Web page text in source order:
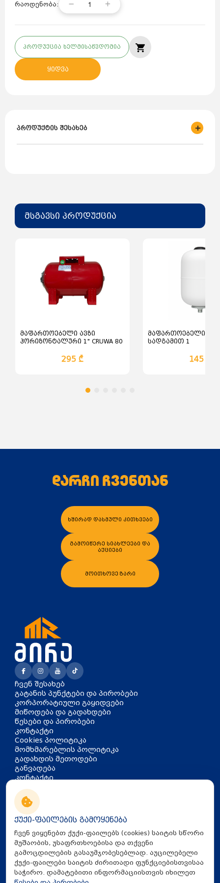
რაოდენობა: 1
პროდუქცია ხელმისაწვდომია
ყიდვა
პროდუქტის შესახებ
მსგავსი პროდუქცია
მაფართოებელი ავზი
ჰორიზონტალური 1" CRUWA 80
295 ₾
მაფართოებელი
სადგამით 1
145 ₾
დარჩი ჩვენთან
ხშირად დასმული კითხვები
გამოიწერე სიახლეები და
აქციები
მოითხოვე ზარი
კონტაქტი
თბილისი, აკაკი წერეთლის
გამზირი 126
info@mira.ge
032 235 60 01
ჩვენ შესახებ
გატანის პუნქტები და პირობები
კორპორატიული გაყიდვები
მიწოდება და გადახდები
წესები და პირობები
კონტაქტი
Cookies პოლიტიკა
მომხმარებლის პოლიტიკა
გადახდის მეთოდები
განვადება
ქუქი-ფაილების გამოყენება
ჩვენ ვიყენებთ ქუქი-ფაილებს (cookies) საიტის სწორი
მუშაობის, უსაფრთხოებისა და თქვენი
გამოცდილების გასაუმჯობესებლად. აუცილებელი
ქუქი-ფაილები საიტის ძირითადი ფუნქციებისთვისაა
საჭირო. დამატებითი ინფორმაციისთვის იხილეთ